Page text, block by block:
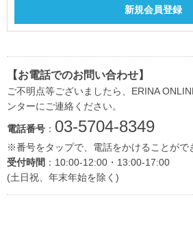
【お電話でのお問い合わせ】
ご不明点等ございましたら、ERINA
ンターにご連絡ください。
電話番号 ： 03-5704-8349
※番号をタップで、電話をかけることがで
受付時間 ：10:00-12:00・13:00-17:00
(土日祝、年末年始を除く)